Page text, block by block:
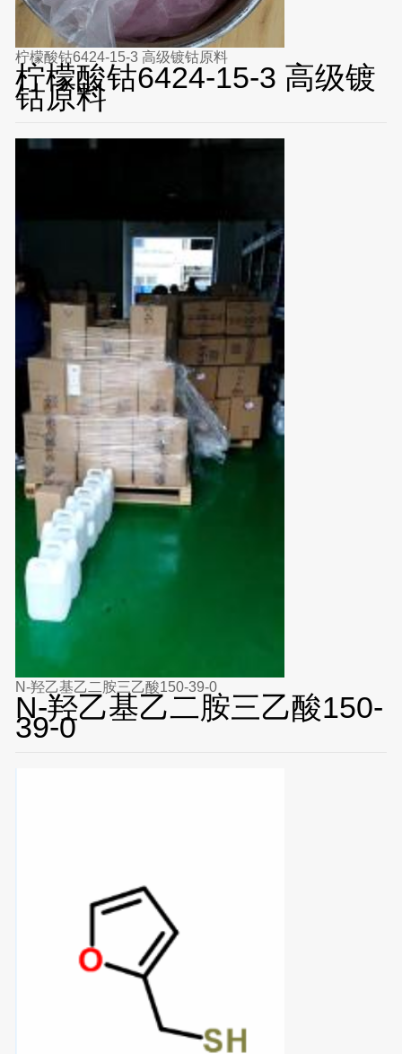
柠檬酸钴6424-15-3 高级镀钴原料
柠檬酸钴6424-15-3 高级镀
钴原料
N-羟乙基乙二胺三乙酸150-39-0
N-羟乙基乙二胺三乙酸150-
39-0